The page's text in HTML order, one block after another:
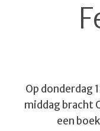
Op donderdag
middag bracht
een